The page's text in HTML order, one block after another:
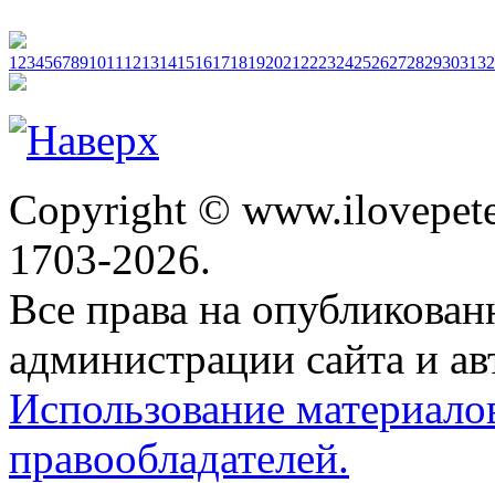
1 234567891011 12131415161718192021 2223242526272829303132
Copyright ©
1703-2026.
Все права на
администрации сайта и
Использование
правообладателей.